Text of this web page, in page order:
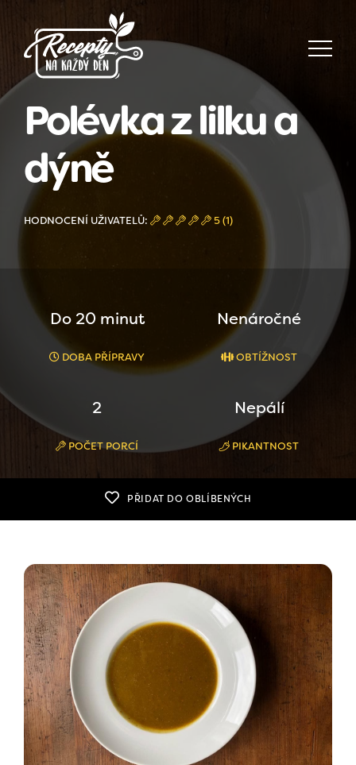
Polévka z lilku a
dýně
HODNOCENÍ UŽIVATELŮ: 5 (1)
Do 20 minut
DOBA PŘÍPRAVY
Nenáročné
OBTÍŽNOST
2
POČET PORCÍ
Nepálí
PIKANTNOST
PŘIDAT DO OBLÍBENÝCH